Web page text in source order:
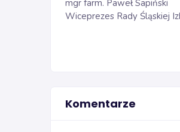
mgr farm. Paweł Sapiński
Wiceprezes Rady Śląskiej
Komentarze